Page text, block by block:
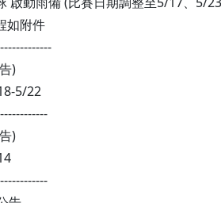
如附件
)
5/22
)